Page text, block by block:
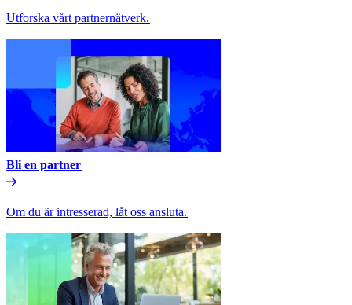
Utforska vårt partnernätverk.​​
Bli en partner​​
Om du är intresserad, låt oss ansluta.​​